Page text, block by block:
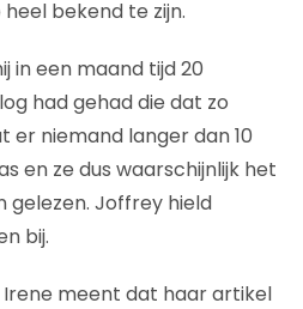
bekend te zijn.
in een maand tijd 20
had gehad die dat zo
er niemand langer dan 10
en ze dus waarschijnlijk het
gelezen. Joffrey hield
bij.
meent dat haar artikel